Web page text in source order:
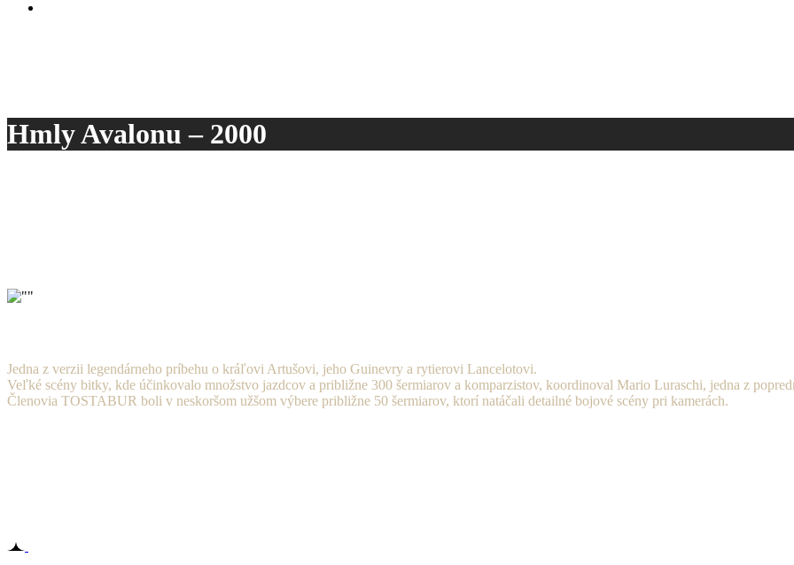
Hmly Avalonu – 2000
Jedna z verzii legendárneho príbehu o kráľovi Artušovi, jeho Guinevry a rytierovi Lancelotovi.
Veľké scény bitky, kde účinkovalo množstvo jazdcov a približne 300 šermiarov a komparzistov, koordinoval Mario Luraschi, jedna z
Členovia TOSTABUR boli v neskoršom užšom výbere približne 50 šermiarov, ktorí natáčali detailné bojové scény pri kamerách.